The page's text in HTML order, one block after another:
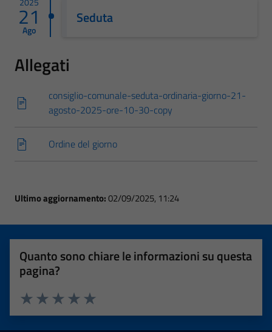
21
Ago
Seduta
Allegati
consiglio-comunale-seduta-ordinaria-giorno-21-
agosto-2025-ore-10-30-copy
Ordine del giorno
Ultimo aggiornamento:02/09/2025, 11:24
Quanto sono chiare le informazioni su questa
pagina?
Valuta 5 stelle su 5
Valuta 4 stelle su 5
Valuta 3 stelle su 5
Valuta 2 stelle su 5
Valuta 1 stelle su 5